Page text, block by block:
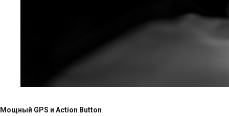
Мощный GPS и Action Button